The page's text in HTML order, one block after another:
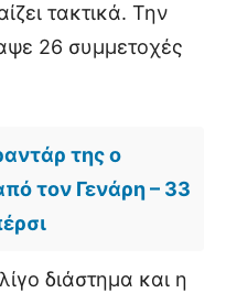
τακτικά. Την
26 συμμετοχές
της ο
τον Γενάρη – 33
διάστημα και η